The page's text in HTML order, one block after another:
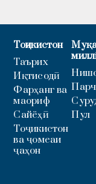
Тоҷикистон
Таърих
Иқтисодӣ
Фарҳанг ва
маориф
Сайёҳӣ
Тоҷикистон
ва ҷомеаи
ҷаҳон
Пул